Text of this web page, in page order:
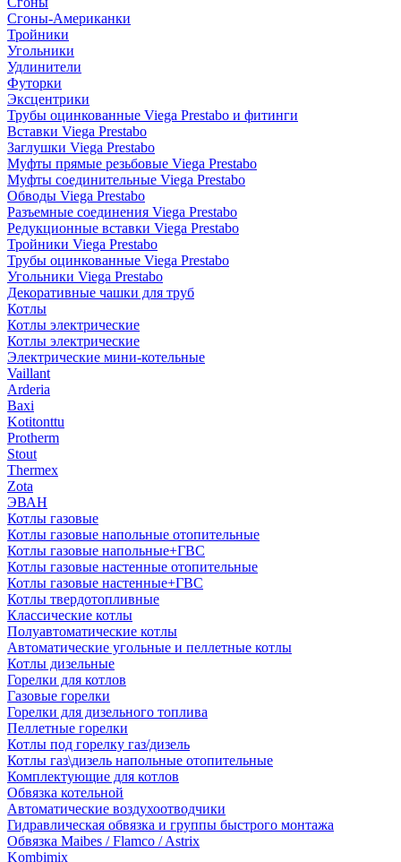
Сгоны-Американки
Тройники
Угольники
Удлинители
Футорки
Эксцентрики
Трубы оцинкованные Viega Prestabo и фитинги
Вставки Viega Prestabo
Заглушки Viega Prestabo
Муфты прямые резьбовые Viega Prestabo
Муфты соединительные Viega Prestabo
Обводы Viega Prestabo
Разъемные соединения Viega Prestabo
Редукционные вставки Viega Prestabo
Тройники Viega Prestabo
Трубы оцинкованные Viega Prestabo
Угольники Viega Prestabo
Декоративные чашки для труб
Котлы
Котлы электрические
Котлы электрические
Электрические мини-котельные
Vaillant
Arderia
Baxi
Kotitonttu
Protherm
Stout
Thermex
Zota
ЭВАН
Котлы газовые
Котлы газовые напольные отопительные
Котлы газовые напольные+ГВС
Котлы газовые настенные отопительные
Котлы газовые настенные+ГВС
Котлы твердотопливные
Классические котлы
Полуавтоматические котлы
Автоматические угольные и пеллетные котлы
Котлы дизельные
Горелки для котлов
Газовые горелки
Горелки для дизельного топлива
Пеллетные горелки
Котлы под горелку газ/дизель
Котлы газ\дизель напольные отопительные
Комплектующие для котлов
Обвязка котельной
Автоматические воздухоотводчики
Гидравлическая обвязка и группы быстрого монтажа
Обвязка Maibes / Flamco / Astrix
Kombimix